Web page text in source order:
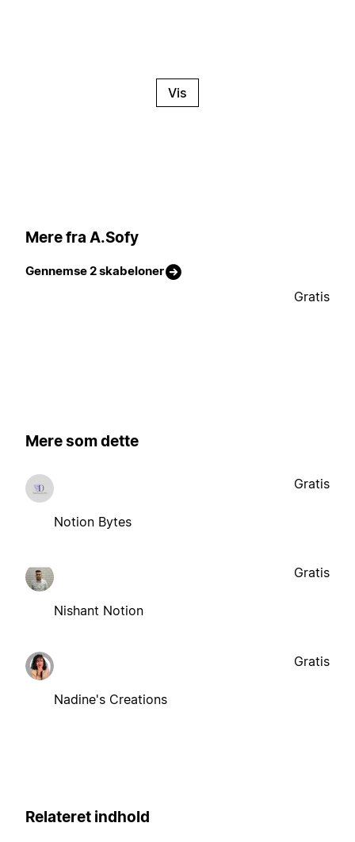
Vis
Mere fra A.Sofy
Gennemse 2 skabeloner
Gratis
Mere som dette
Notion Bytes
Gratis
Nishant Notion
Gratis
Nadine's Creations
Gratis
Relateret indhold